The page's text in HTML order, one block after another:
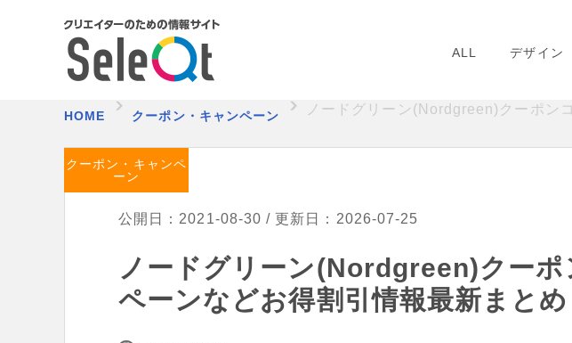
ALL デザイン
HOME クーポン・キャンペーン ノードグリーン(Nordgreen)クーポン
クーポン・キャンペ
ーン
公開日：2021-08-30 / 更新日：2026-07-25
ノードグリーン(Nordgreen)クーポ
ペーンなどお得割引情報最新まとめ